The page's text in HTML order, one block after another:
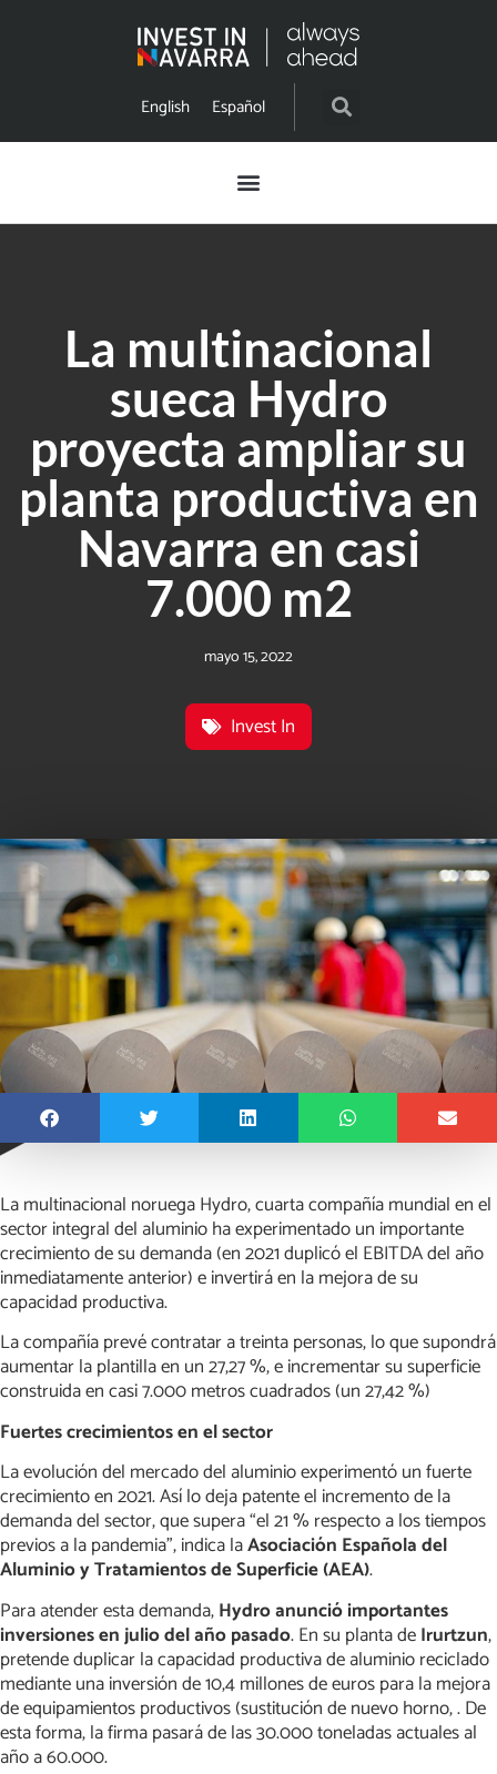
English Español
La multinacional
sueca Hydro
proyecta ampliar su
planta productiva en
Navarra en casi
7.000 m2
mayo 15, 2022
Invest In
La multinacional noruega Hydro, cuarta compañía mundial en el
sector integral del aluminio ha experimentado un importante
crecimiento de su demanda (en 2021 duplicó el EBITDA del año
inmediatamente anterior) e invertirá en la mejora de su
capacidad productiva.
La compañía prevé contratar a treinta personas, lo que supondrá
aumentar la plantilla en un 27,27 %, e incrementar su superficie
construida en casi 7.000 metros cuadrados (un 27,42 %)
Fuertes crecimientos en el sector
La evolución del mercado del aluminio experimentó un fuerte
crecimiento en 2021. Así lo deja patente el incremento de la
demanda del sector, que supera “el 21 % respecto a los tiempos
previos a la pandemia”, indica laAsociación Española del
Aluminio y Tratamientos de Superficie (AEA).
Para atender esta demanda,Hydro anunció importantes
inversiones en julio del año pasado. En su planta deIrurtzun,
pretende duplicar la capacidad productiva de aluminio reciclado
mediante una inversión de 10,4 millones de euros para la mejora
de equipamientos productivos (sustitución de nuevo horno, . De
esta forma, la firma pasará de las 30.000 toneladas actuales al
año a 60.000.